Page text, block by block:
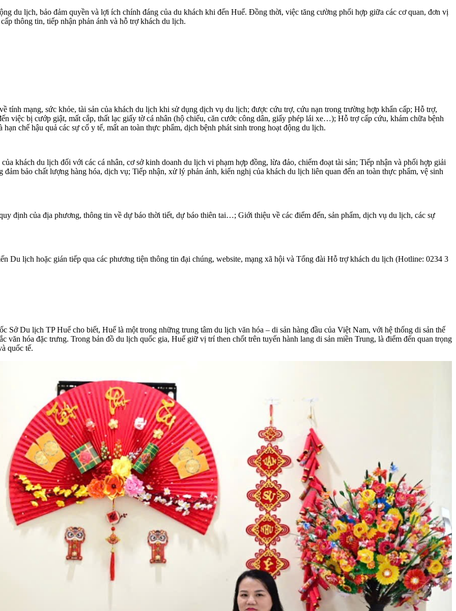
du lịch, bảo đảm quyền và lợi ích chính đáng của du khách khi đến Huế. Đồng thời, việc tăng cường phối hợp giữa các cơ quan, đơn vị
thông tin, tiếp nhận phản ánh và hỗ trợ khách du lịch.
tính mạng, sức khỏe, tài sản của khách du lịch khi sử dụng dịch vụ du lịch; được cứu trợ, cứu nạn trong trường hợp khẩn cấp; Hỗ trợ,
việc bị cướp giật, mất cắp, thất lạc giấy tờ cá nhân (hộ chiếu, căn cước công dân, giấy phép lái xe…); Hỗ trợ cấp cứu, khám chữa bệnh
chế hậu quả các sự cố y tế, mất an toàn thực phẩm, dịch bệnh phát sinh trong hoạt động du lịch.
khách du lịch đối với các cá nhân, cơ sở kinh doanh du lịch vi phạm hợp đồng, lừa đảo, chiếm đoạt tài sản; Tiếp nhận và phối hợp giải
bảo chất lượng hàng hóa, dịch vụ; Tiếp nhận, xử lý phản ánh, kiến nghị của khách du lịch liên quan đến an toàn thực phẩm, vệ sinh
định của địa phương, thông tin về dự báo thời tiết, dự báo thiên tai…; Giới thiệu về các điểm đến, sản phẩm, dịch vụ du lịch, các sự
Du lịch hoặc gián tiếp qua các phương tiện thông tin đại chúng, website, mạng xã hội và Tổng đài Hỗ trợ khách du lịch (Hotline: 0234 3
Sở Du lịch TP Huế cho biết, Huế là một trong những trung tâm du lịch văn hóa – di sản hàng đầu của Việt Nam, với hệ thống di sản thế
văn hóa đặc trưng. Trong bản đồ du lịch quốc gia, Huế giữ vị trí then chốt trên tuyến hành lang di sản miền Trung, là điểm đến quan trọng
quốc tế.